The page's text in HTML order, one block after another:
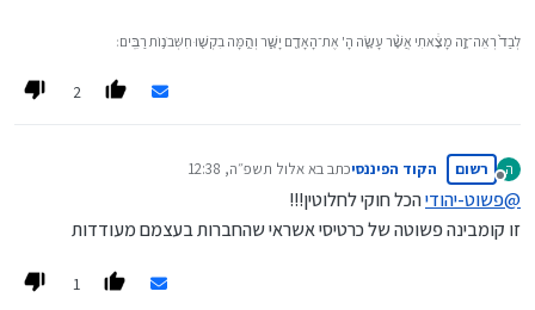
לְבַד֙ רְאֵה־זֶ֣ה מָצָ֔אתִי אֲשֶׁ֨ר עָשָׂ֧ה הָ' אֶת־הָאָדָ֖ם יָשָׁ֑ר וְהֵ֥מָּה בִקְשׁ֖וּ חִשְּׁבֹנ֥וֹת רַבִּֽים׃
2
ה
מנותק
רשום הקוד הפיננסיכתב בא אלול תשפ״ה, 12:38
נערך לאחרונה על ידי
@פשוט-יהודיהכל חוקי לחלוטין!!!
זו קומבינה פשוטה של כרטיסי אשראי שהחברות בעצמם מעודדות
1